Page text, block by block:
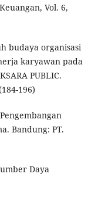
Vol. 6,
budaya organisasi
karyawan pada
PUBLIC.
196)
Bandung: PT.
Daya